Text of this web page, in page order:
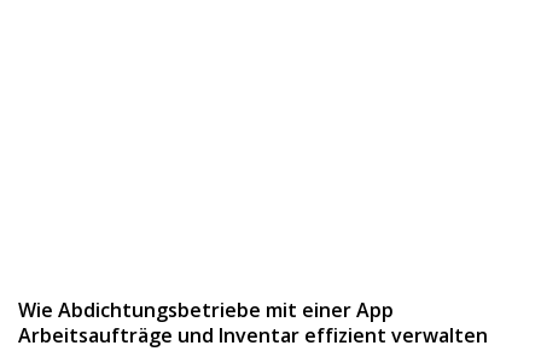
Wie Abdichtungsbetriebe mit einer App
Arbeitsaufträge und Inventar effizient verwalten